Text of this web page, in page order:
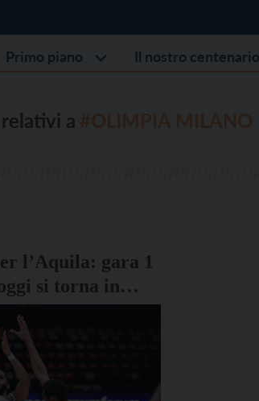
Primo piano Il nostro centenario
a
l’Aquila: gara 1
si torna in